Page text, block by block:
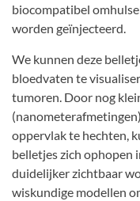
biocompatibel
worden geïnjecteerd.
We kunnen deze
bloedvaten te
tumoren. Door nog
oppervlak te hechten,
belletjes zich ophopen
duidelijker zichtbaar
wiskundige modellen